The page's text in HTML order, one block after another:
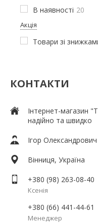
В наявності 20
Акція
Товари зі
КОНТАКТИ
Інтернет-магазин
надійно та швидко
Ігор Олександрович
Вінниця, Україна
+380 (98) 263-08-40
Ксенія
+380 (66) 441-44-61
Менеджер